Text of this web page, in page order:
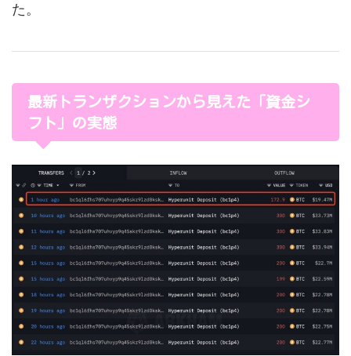
た。
最新トランザクションから見えた「資金シ
フト」の実態